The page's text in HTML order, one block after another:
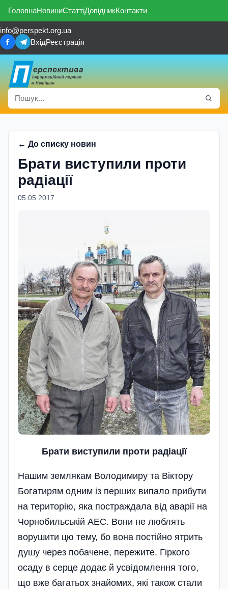
ГоловнаНовиниСтаттіДовідникКонтакти
info@perspekt.org.ua
ВхідРеєстрація
← До списку новин
Брати виступили проти
радіації
05.05.2017
Брати виступили проти радіації
Нашим землякам Володимиру та Віктору
Богатирям одним із перших випало прибути
на територію, яка постраждала від аварії на
Чорнобильській АЕС. Вони не люблять
ворушити цю тему, бо вона постій­но ятрить
душу через побачене, пережите. Гіркого
осаду в серце додає й усвідомлення того,
що вже бага­тьох знайомих, які також стали